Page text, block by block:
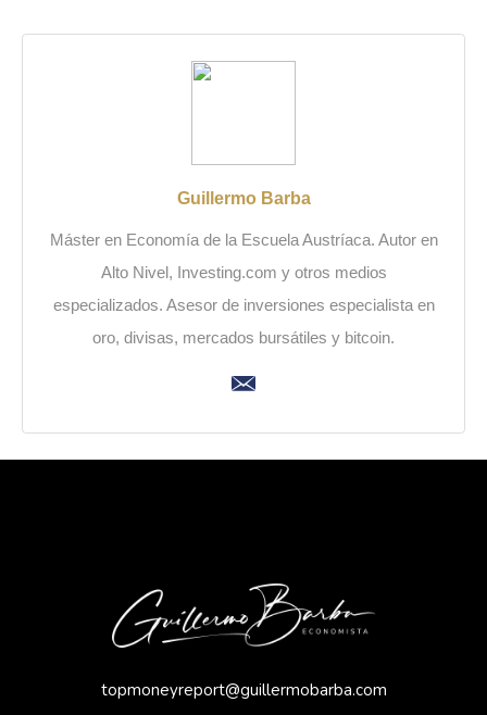
Guillermo Barba
Máster en Economía de la Escuela Austríaca. Autor en
Alto Nivel, Investing.com y otros medios
especializados. Asesor de inversiones especialista en
oro, divisas, mercados bursátiles y bitcoin.
topmoneyreport@guillermobarba.com